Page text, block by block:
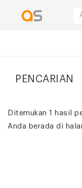
PENCARIAN
Ditemukan 1 hasil
Anda berada di